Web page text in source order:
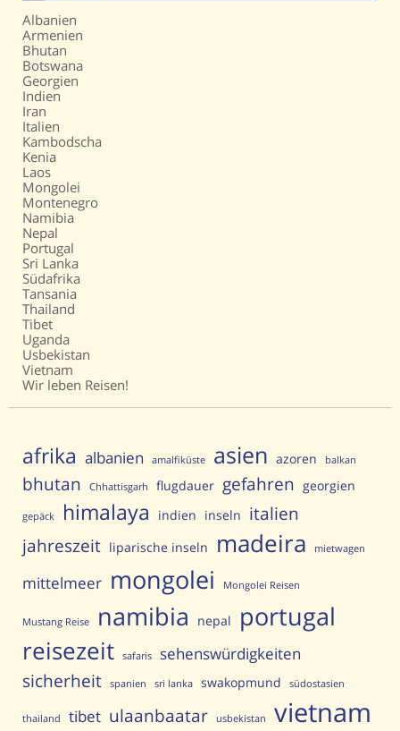
Albanien
Armenien
Bhutan
Botswana
Georgien
Indien
Iran
Italien
Kambodscha
Kenia
Laos
Mongolei
Montenegro
Namibia
Nepal
Portugal
Sri Lanka
Südafrika
Tansania
Thailand
Tibet
Uganda
Usbekistan
Vietnam
Wir leben Reisen!
afrika albanien amalfiküste asien azoren balkan
bhutan Chhattisgarh flugdauer gefahren georgien
gepäck himalaya indien inseln italien
jahreszeit liparische inseln madeira mietwagen
mittelmeer mongolei Mongolei Reisen
Mustang Reise namibia nepal portugal
reisezeit safaris sehenswürdigkeiten
sicherheit spanien sri lanka swakopmund südostasien
thailand tibet ulaanbaatar usbekistan vietnam